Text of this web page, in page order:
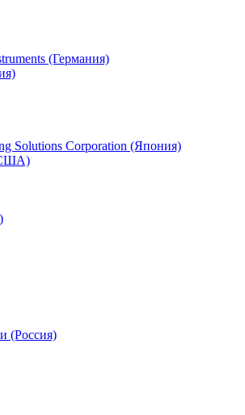
(Германия)
Solutions Corporation (Япония)
(Россия)